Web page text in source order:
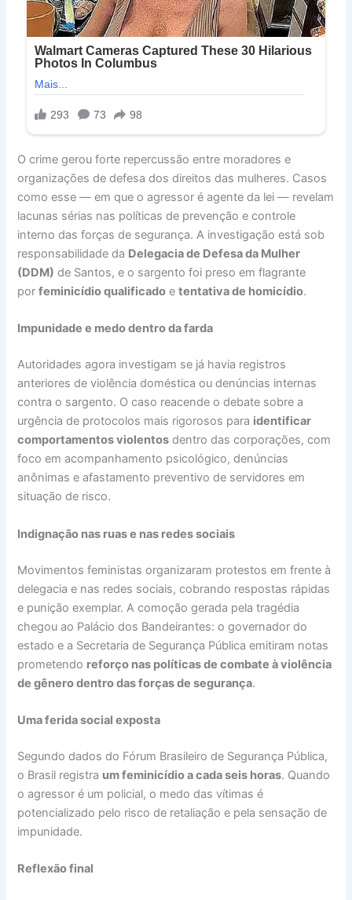
O crime gerou forte repercussão entre moradores e
organizações de defesa dos direitos das mulheres. Casos
como esse — em que o agressor é agente da lei — revelam
lacunas sérias nas políticas de prevenção e controle
interno das forças de segurança. A investigação está sob
responsabilidade da Delegacia de Defesa da Mulher
(DDM) de Santos, e o sargento foi preso em flagrante
porfeminicídio qualificado etentativa de homicídio.
Impunidade e medo dentro da farda
Autoridades agora investigam se já havia registros
anteriores de violência doméstica ou denúncias internas
contra o sargento. O caso reacende o debate sobre a
urgência de protocolos mais rigorosos para identificar
comportamentos violentos dentro das corporações, com
foco em acompanhamento psicológico, denúncias
anônimas e afastamento preventivo de servidores em
situação de risco.
Indignação nas ruas e nas redes sociais
Movimentos feministas organizaram protestos em frente à
delegacia e nas redes sociais, cobrando respostas rápidas
e punição exemplar. A comoção gerada pela tragédia
chegou ao Palácio dos Bandeirantes: o governador do
estado e a Secretaria de Segurança Pública emitiram notas
prometendo reforço nas políticas de combate à violência
de gênero dentro das forças de segurança.
Uma ferida social exposta
Segundo dados do Fórum Brasileiro de Segurança Pública,
o Brasil registra um feminicídio a cada seis horas. Quando
o agressor é um policial, o medo das vítimas é
potencializado pelo risco de retaliação e pela sensação de
impunidade.
Reflexão final